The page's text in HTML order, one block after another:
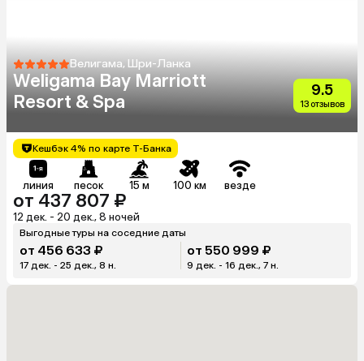
Велигама, Шри-Ланка
Weligama Bay Marriott
Resort & Spa
9.5
13 отзывов
Кешбэк 4% по карте Т-Банка
линия песок 15 м 100 км везде
от 437 807 ₽
12 дек. - 20 дек., 8 ночей
Выгодные туры на соседние даты
от 456 633 ₽
17 дек. - 25 дек., 8 н.
от 550 999 ₽
9 дек. - 16 дек., 7 н.